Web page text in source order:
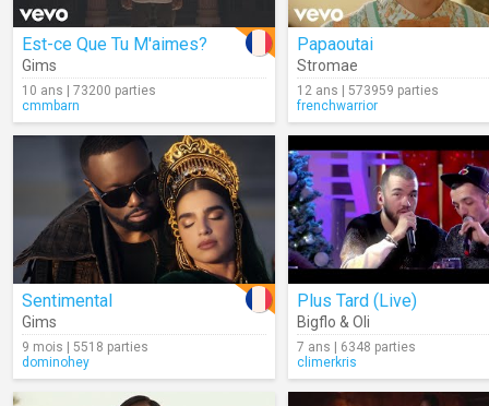
Est-ce Que Tu M'aimes?
Gims
10 ans | 73200 parties
cmmbarn
Papaoutai
Stromae
12 ans | 573959 parties
frenchwarrior
Sentimental
Gims
9 mois | 5518 parties
dominohey
Plus Tard (Live)
Bigflo & Oli
7 ans | 6348 parties
climerkris